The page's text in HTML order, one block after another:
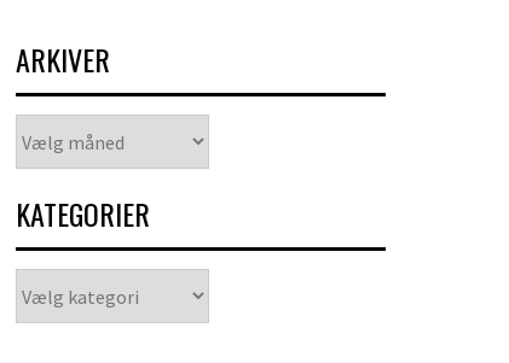
ARKIVER
KATEGORIER